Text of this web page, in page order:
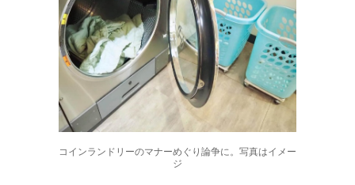
コインランドリーのマナーめぐり論争に。写真はイメー
ジ